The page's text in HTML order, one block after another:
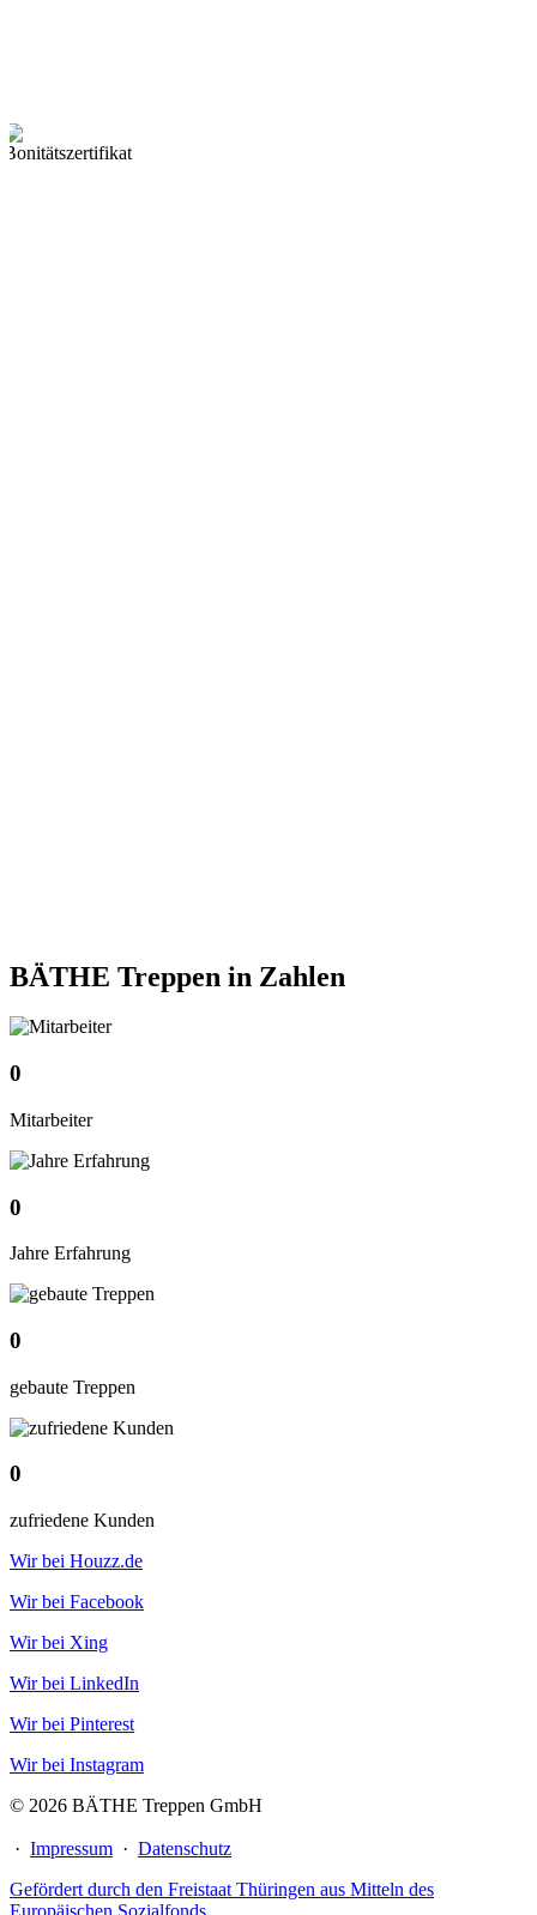
BÄTHE Treppen in Zahlen
0
Mitarbeiter
0
Jahre Erfahrung
0
gebaute Treppen
0
zufriedene Kunden
Wir bei Houzz.de
Wir bei Facebook
Wir bei Xing
Wir bei LinkedIn
Wir bei Pinterest
Wir bei Instagram
© 2026 BÄTHE Treppen GmbH
· Impressum · Datenschutz
Gefördert durch den Freistaat Thüringen aus Mitteln des